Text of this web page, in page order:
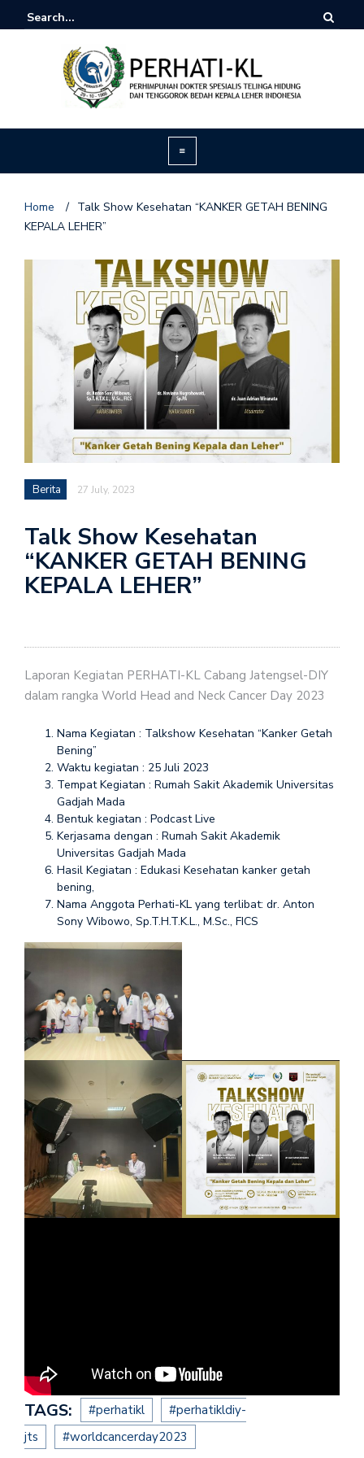
Home / Talk Show Kesehatan “KANKER GETAH BENING
KEPALA LEHER”
Berita 27 July, 2023
Talk Show Kesehatan
“KANKER GETAH BENING
KEPALA LEHER”
Laporan Kegiatan PERHATI-KL Cabang Jatengsel-DIY
dalam rangka World Head and Neck Cancer Day 2023
Nama Kegiatan : Talkshow Kesehatan “Kanker Getah
Bening”
Waktu kegiatan : 25 Juli 2023
Tempat Kegiatan : Rumah Sakit Akademik Universitas
Gadjah Mada
Bentuk kegiatan : Podcast Live
Kerjasama dengan : Rumah Sakit Akademik
Universitas Gadjah Mada
Hasil Kegiatan : Edukasi Kesehatan kanker getah
bening,
Nama Anggota Perhati-KL yang terlibat: dr. Anton
Sony Wibowo, Sp.T.H.T.K.L., M.Sc., FICS
TAGS: #perhatikl
#perhatikldiy-
jts
#worldcancerday2023